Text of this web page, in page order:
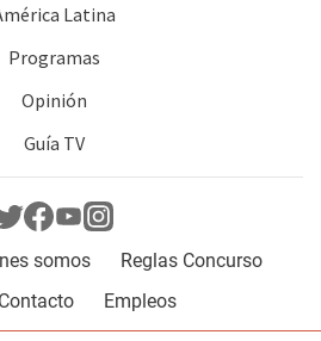
Latina
Programas
Opinión
Guía TV
somos
Reglas Concurso
Contacto Empleos